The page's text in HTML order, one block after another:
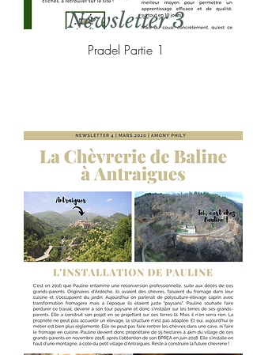
Newsletter 3
Pradel Partie 1